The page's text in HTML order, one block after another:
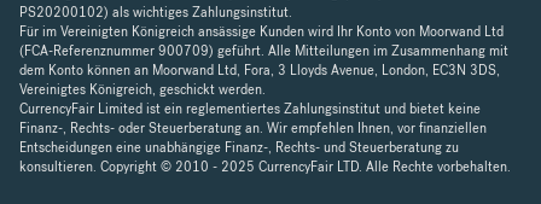
PS20200102) als wichtiges Zahlungsinstitut.
Für im Vereinigten Königreich ansässige Kunden wird Ihr Konto von Moorwand Ltd
(FCA-Referenznummer 900709) geführt. Alle Mitteilungen im Zusammenhang mit
dem Konto können an Moorwand Ltd, Fora, 3 Lloyds Avenue, London, EC3N 3DS,
Vereinigtes Königreich, geschickt werden.
CurrencyFair Limited ist ein reglementiertes Zahlungsinstitut und bietet keine
Finanz-, Rechts- oder Steuerberatung an. Wir empfehlen Ihnen, vor finanziellen
Entscheidungen eine unabhängige Finanz-, Rechts- und Steuerberatung zu
konsultieren. Copyright © 2010 - 2025 CurrencyFair LTD. Alle Rechte vorbehalten.